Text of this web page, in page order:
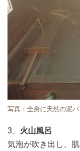
写真：全身に天然の泥
3、 火山風呂
気泡が吹き出し、